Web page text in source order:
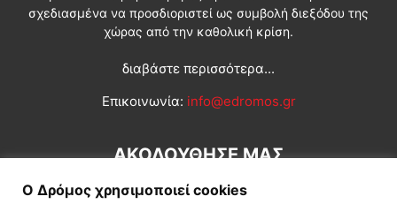
σχεδιασμένα να προσδιοριστεί ως συμβολή διεξόδου της
χώρας από την καθολική κρίση.
διαβάστε περισσότερα...
Επικοινωνία: info@edromos.gr
ΑΚΟΛΟΥΘΗΣΕ ΜΑΣ
Ο Δρόμος χρησιμοποιεί cookies